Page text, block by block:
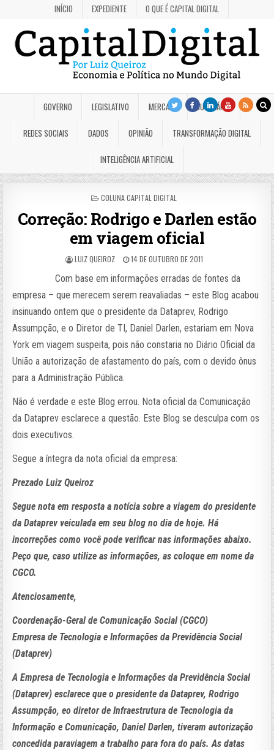
INÍCIO EXPEDIENTE O QUE É CAPITAL DIGITAL
GOVERNO LEGISLATIVO MERCADO JUDICIÁRIO
REDES SOCIAIS DADOS OPINIÃO TRANSFORMAÇÃO DIGITAL
INTELIGÊNCIA ARTIFICIAL
POSTED
COLUNA CAPITAL DIGITAL
Correção: Rodrigo e Darlen estão
em viagem oficial
LUIZ QUEIROZ 14 DE OUTUBRO DE 2011
Com base em informações erradas de fontes da
empresa – que merecem serem reavaliadas – este Blog acabou
insinuando ontem que o presidente da Dataprev, Rodrigo
Assumpção, e o Diretor de TI, Daniel Darlen, estariam em Nova
York em viagem suspeita, pois não constaria no Diário Oficial da
União a autorização de afastamento do país, com o devido ônus
para a Administração Pública.
Não é verdade e este Blog errou. Nota oficial da Comunicação
da Dataprev esclarece a questão. Este Blog se desculpa com os
dois executivos.
Segue a íntegra da nota oficial da empresa:
Prezado Luiz Queiroz
Segue nota em resposta a notícia sobre a viagem do presidente
da Dataprev veiculada em seu blog no dia de hoje. Há
incorreções como você pode verificar nas informações abaixo.
Peço que, caso utilize as informações, as coloque em nome da
CGCO.
Atenciosamente,
Coordenação-Geral de Comunicação Social (CGCO)
Empresa de Tecnologia e Informações da Previdência Social
(Dataprev)
A Empresa de Tecnologia e Informações da Previdência Social
(Dataprev) esclarece que o presidente da Dataprev, Rodrigo
Assumpção, eo diretor de Infraestrutura de Tecnologia da
Informação e Comunicação, Daniel Darlen, tiveram autorização
concedida paraviagem a trabalho para fora do país. As datas